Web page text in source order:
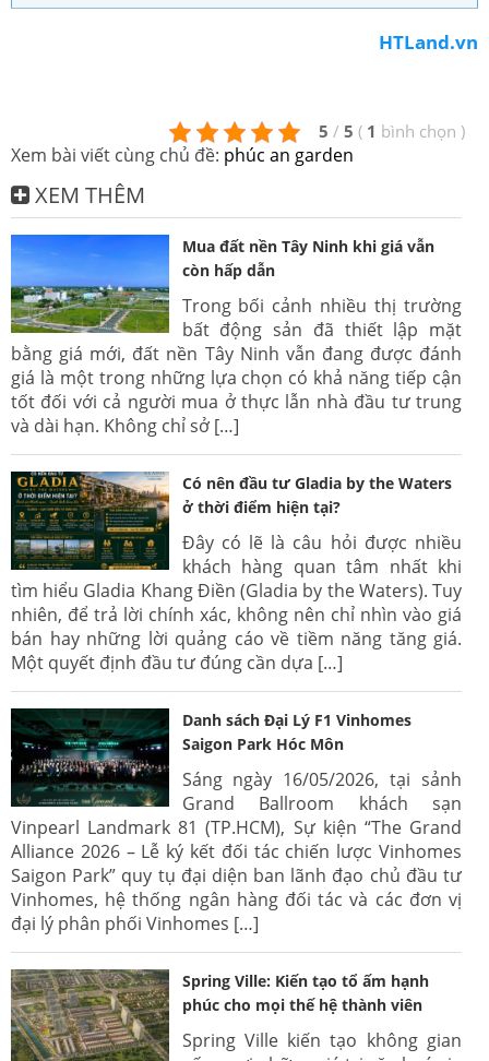
HTLand.vn
5 / 5 ( 1 bình chọn )
Xem bài viết cùng chủ đề: phúc an garden
XEM THÊM
Mua đất nền Tây Ninh khi giá vẫn
còn hấp dẫn
Trong bối cảnh nhiều thị trường
bất động sản đã thiết lập mặt
bằng giá mới, đất nền Tây Ninh vẫn đang được đánh
giá là một trong những lựa chọn có khả năng tiếp cận
tốt đối với cả người mua ở thực lẫn nhà đầu tư trung
và dài hạn. Không chỉ sở […]
Có nên đầu tư Gladia by the Waters
ở thời điểm hiện tại?
Đây có lẽ là câu hỏi được nhiều
khách hàng quan tâm nhất khi
tìm hiểu Gladia Khang Điền (Gladia by the Waters). Tuy
nhiên, để trả lời chính xác, không nên chỉ nhìn vào giá
bán hay những lời quảng cáo về tiềm năng tăng giá.
Một quyết định đầu tư đúng cần dựa […]
Danh sách Đại Lý F1 Vinhomes
Saigon Park Hóc Môn
Sáng ngày 16/05/2026, tại sảnh
Grand Ballroom khách sạn
Vinpearl Landmark 81 (TP.HCM), Sự kiện “The Grand
Alliance 2026 – Lễ ký kết đối tác chiến lược Vinhomes
Saigon Park” quy tụ đại diện ban lãnh đạo chủ đầu tư
Vinhomes, hệ thống ngân hàng đối tác và các đơn vị
đại lý phân phối Vinhomes […]
Spring Ville: Kiến tạo tổ ấm hạnh
phúc cho mọi thế hệ thành viên
Spring Ville kiến tạo không gian